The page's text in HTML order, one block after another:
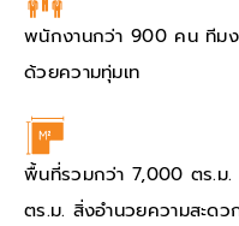
พนักงานกว่า 900 คน ทีม
ด้วยความทุ่มเท
พื้นที่รวมกว่า 7,000 ตร.ม
ตร.ม. สิ่งอำนวยความสะด